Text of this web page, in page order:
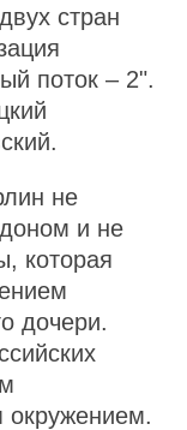
стран
поток – 2".
не
и не
которая
дочери.
окружением.